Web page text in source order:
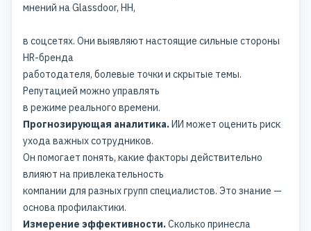
мнений на Glassdoor, HH,
в соцсетях. Они выявляют настоящие сильные стороны
HR-бренда
работодателя, болевые точки и скрытые темы.
Репутацией можно управлять
в режиме реального времени.
Прогнозирующая аналитика.ИИ может оценить риск
ухода важных сотрудников.
Он помогает понять, какие факторы действительно
влияют на привлекательность
компании для разных групп специалистов. Это знание —
основа профилактики.
Измерение эффективности.Сколько принесла